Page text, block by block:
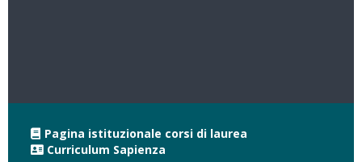
Pagina istituzionale corsi di laurea
Curriculum Sapienza